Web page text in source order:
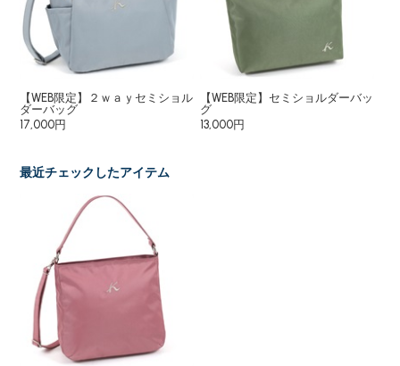
【WEB限定】２ｗａｙセミショル
ダーバッグ
17,000円
【WEB限定】セミショルダーバッ
グ
13,000円
最近チェックしたアイテム